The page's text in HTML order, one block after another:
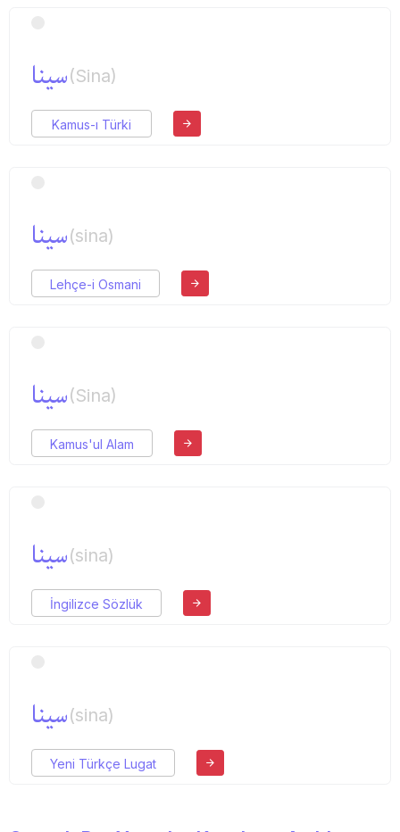
سینا(Sina)
Kamus-ı Türki
سینا(sina)
Lehçe-i Osmani
سینا(Sina)
Kamus'ul Alam
سینا(sina)
İngilizce Sözlük
سینا(sina)
Yeni Türkçe Lugat